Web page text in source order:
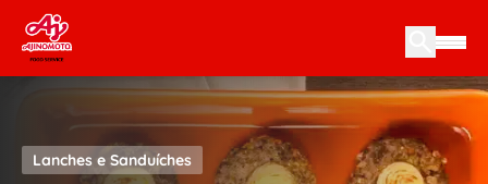
Skip to content
Lanches e Sanduíches